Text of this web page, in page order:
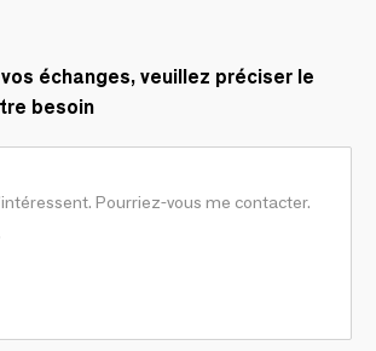
échanges, veuillez préciser le
besoin